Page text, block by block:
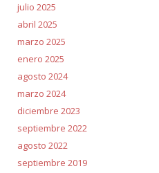
julio 2025
abril 2025
marzo 2025
enero 2025
agosto 2024
marzo 2024
diciembre 2023
septiembre 2022
agosto 2022
septiembre 2019